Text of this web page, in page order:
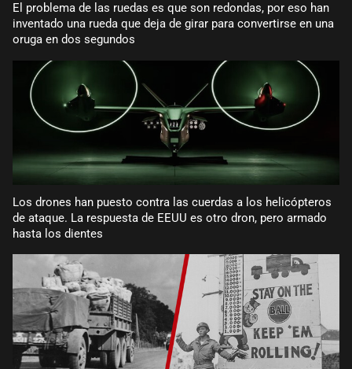
El problema de las ruedas es que son redondas, por eso han
inventado una rueda que deja de girar para convertirse en una
oruga en dos segundos
Los drones han puesto contra las cuerdas a los helicópteros
de ataque. La respuesta de EEUU es otro dron, pero armado
hasta los dientes